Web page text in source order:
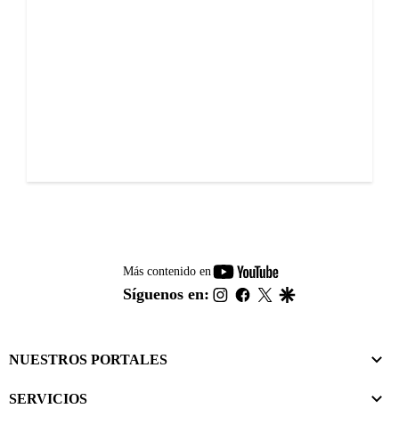
Más contenido en
youtube-
footer
Síguenos en: instagram
facebook
twitter
NUESTROS PORTALES
SERVICIOS